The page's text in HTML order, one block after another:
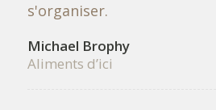
s'organiser.
Michael Brophy
Aliments d’ici